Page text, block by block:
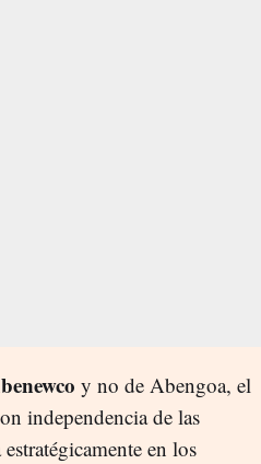
y no de Abengoa, el
independencia de las
en los